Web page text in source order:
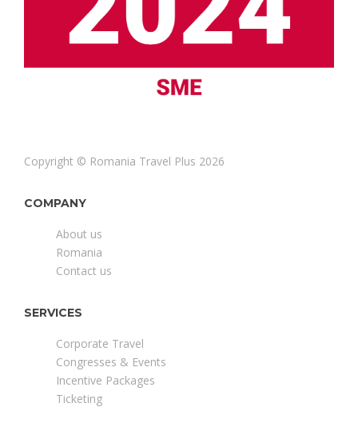
Copyright © Romania Travel Plus 2026
COMPANY
About us
Romania
Contact us
SERVICES
Corporate Travel
Congresses & Events
Incentive Packages
Ticketing